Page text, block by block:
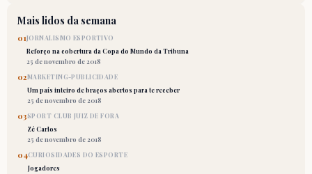
Mais lidos da semana
01JORNALISMO ESPORTIVO
Reforço na cobertura da Copa do Mundo da Tribuna
25 de novembro de 2018
02MARKETING-PUBLICIDADE
Um país inteiro de braços abertos para te receber
25 de novembro de 2018
03SPORT CLUB JUIZ DE FORA
Zé Carlos
25 de novembro de 2018
04CURIOSIDADES DO ESPORTE
Jogadores